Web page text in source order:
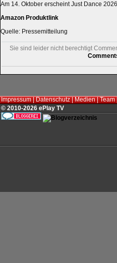
Am 14. Oktober erscheint Just Dance
Amazon Produktlink
Quelle: Pressemitteilung
Sie sind leider nicht berechtigt
Impressum|Datenschutz|Medien|Team
© 2010-2026 ePlay TV